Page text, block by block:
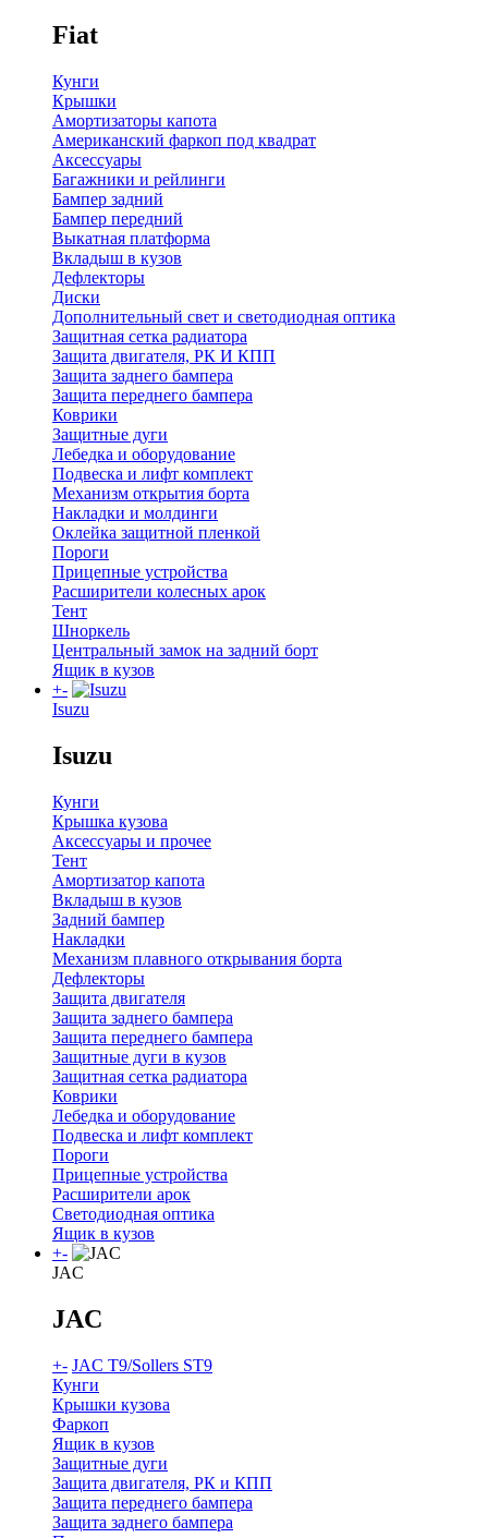
Fiat
Кунги
Крышки
Амортизаторы капота
Американский фаркоп под квадрат
Аксессуары
Багажники и рейлинги
Бампер задний
Бампер передний
Выкатная платформа
Вкладыш в кузов
Дефлекторы
Диски
Дополнительный свет и светодиодная оптика
Защитная сетка радиатора
Защита двигателя, РК И КПП
Защита заднего бампера
Защита переднего бампера
Коврики
Защитные дуги
Лебедка и оборудование
Подвеска и лифт комплект
Механизм открытия борта
Накладки и молдинги
Оклейка защитной пленкой
Пороги
Прицепные устройства
Расширители колесных арок
Тент
Шноркель
Центральный замок на задний борт
Ящик в кузов
+-
Isuzu
Isuzu
Кунги
Крышка кузова
Аксессуары и прочее
Тент
Амортизатор капота
Вкладыш в кузов
Задний бампер
Накладки
Механизм плавного открывания борта
Дефлекторы
Защита двигателя
Защита заднего бампера
Защита переднего бампера
Защитные дуги в кузов
Защитная сетка радиатора
Коврики
Лебедка и оборудование
Подвеска и лифт комплект
Пороги
Прицепные устройства
Расширители арок
Светодиодная оптика
Ящик в кузов
+-
JAC
JAC
+- JAC T9/Sollers ST9
Кунги
Крышки кузова
Фаркоп
Ящик в кузов
Защитные дуги
Защита двигателя, РК и КПП
Защита переднего бампера
Защита заднего бампера